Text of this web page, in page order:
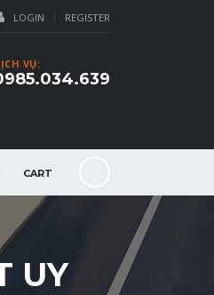
LOGIN REGISTER
VỤ:
CART
UY